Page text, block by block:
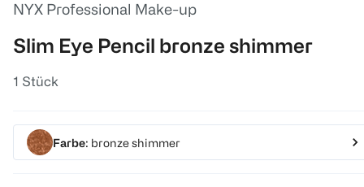
NYX Professional Make-up
Slim Eye Pencil bronze shimmer
1 Stück
Farbe: bronze shimmer